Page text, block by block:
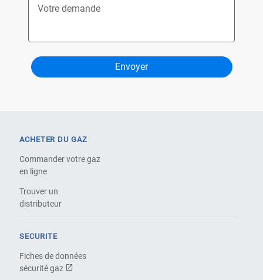
Votre demande
ACHETER DU GAZ
Commander votre gaz
en ligne
Trouver un
distributeur
SECURITE
Fiches de données
sécurité gaz